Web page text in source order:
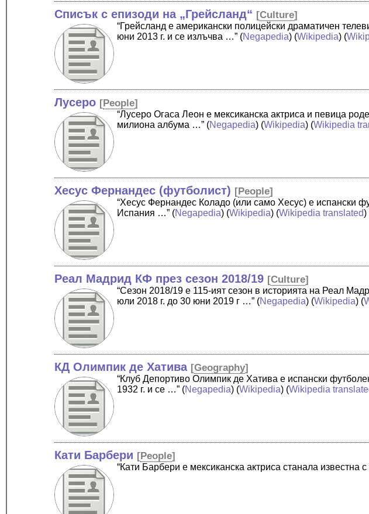
Списък с епизоди на „Грейсланд“ [Culture]
“Грейсланд е американски полицейски драматичен
юни 2013 г. и се излъчва …” (Negapedia) (Wikipedia) (
Лусеро [People]
“Лусеро Огаса Леон е мексиканска актриса и певица
милиона албума …” (Negapedia) (Wikipedia) (Wikipedia
Хесус Фернандес (футболист) [People]
“Хесус Фернандес Коладо (или само Хесус) е испански
Испания …” (Negapedia) (Wikipedia) (Wikipedia translated)
Реал Мадрид КФ през сезон 2018/19 [Culture]
“Сезон 2018/19 е 115-ият сезон в историята на Реал
юли 2018 г. до 30 юни 2019 г …” (Negapedia) (Wikipedia) (
КД Олимпик де Хатива [Geography]
“Клуб Депортиво Олимпик де Хатива е испански
1932 г. и се …” (Negapedia) (Wikipedia) (Wikipedia
Кати Барбери [People]
“Кати Барбери е мексиканска актриса станала известна